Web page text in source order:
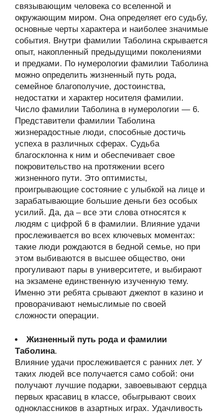
связывающим человека со вселенной и
окружающим миром. Она определяет его судьбу,
основные черты характера и наиболее значимые
события. Внутри фамилии Таболина скрывается
опыт, накопленный предыдущими поколениями
и предками. По нумерологии фамилии Таболина
можно определить жизненный путь рода,
семейное благополучие, достоинства,
недостатки и характер носителя фамилии.
Число фамилии Таболина в нумерологии — 6.
Представители фамилии Таболина
жизнерадостные люди, способные достичь
успеха в различных сферах. Судьба
благосклонна к ним и обеспечивает свое
покровительство на протяжении всего
жизненного пути. Это оптимисты,
проигрывающие состояние с улыбкой на лице и
зарабатывающие большие деньги без особых
усилий. Да, да – все эти слова относятся к
людям с цифрой 6 в фамилии. Влияние удачи
прослеживается во всех ключевых моментах:
такие люди рождаются в бедной семье, но при
этом выбиваются в высшее общество, они
прогуливают пары в университете, и выбирают
на экзамене единственную изученную тему.
Именно эти ребята срывают джекпот в казино и
проворачивают немыслимые по своей
сложности операции.
Жизненный путь рода и фамилии
Таболина.
Влияние удачи прослеживается с ранних лет. У
таких людей все получается само собой: они
получают лучшие подарки, завоевывают сердца
первых красавиц в классе, обыгрывают своих
одноклассников в азартных играх. Удачливость